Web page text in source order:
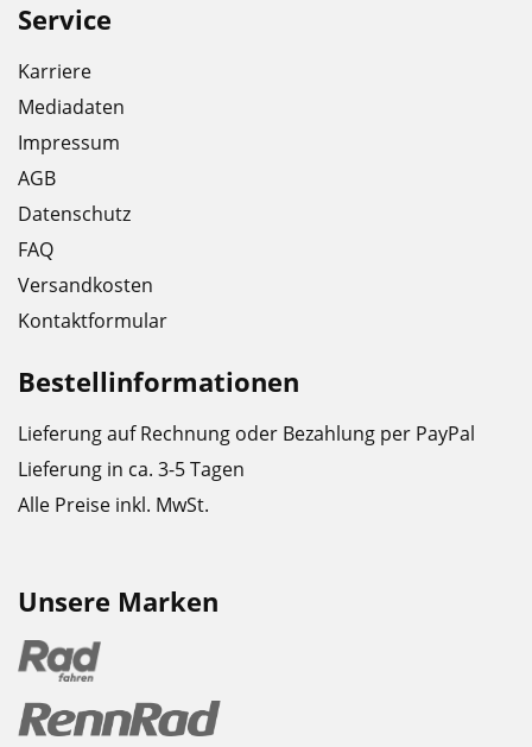
Service
Karriere
Mediadaten
Impressum
AGB
Datenschutz
FAQ
Versandkosten
Kontaktformular
Bestellinformationen
Lieferung auf Rechnung oder Bezahlung per PayPal
Lieferung in ca. 3-5 Tagen
Alle Preise inkl. MwSt.
Unsere Marken